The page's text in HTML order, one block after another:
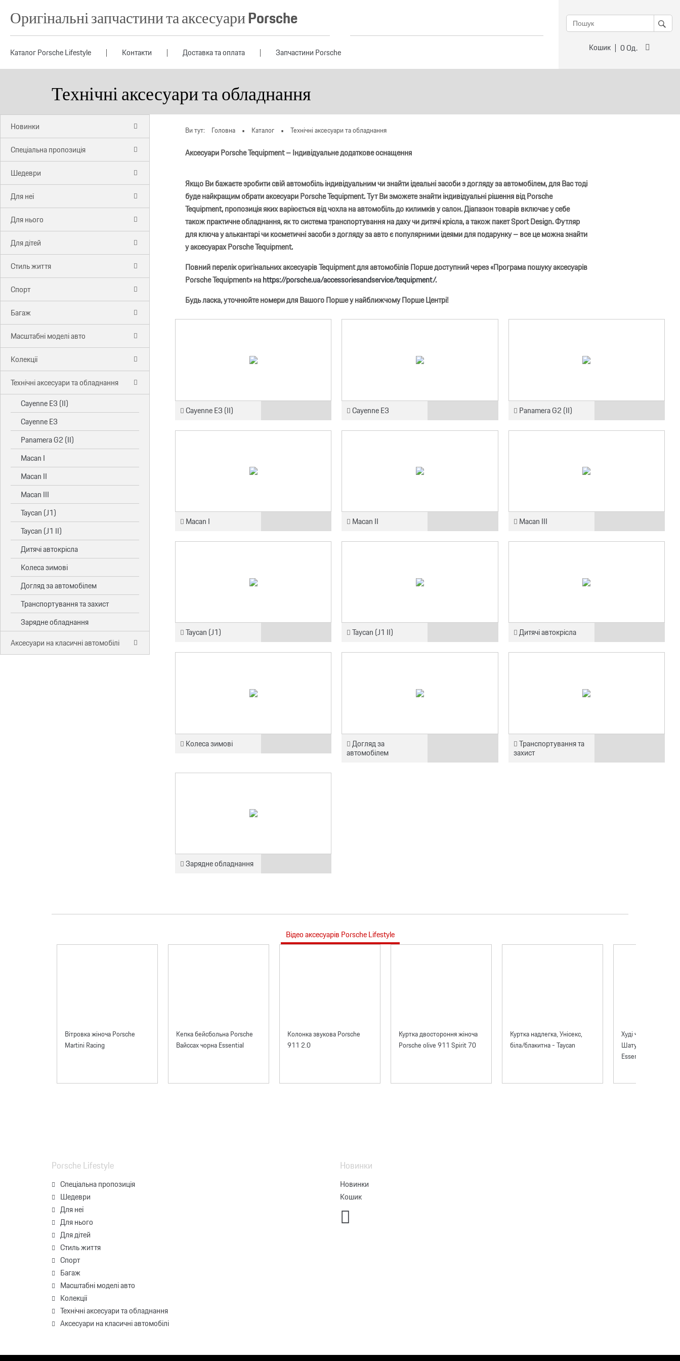
Оригінальні запчастини та аксесуари Porsche
Каталог Porsche Lifestyle Контакти Доставка та оплата Запчастини Porsche Кошик 0Од.
Технічні аксесуари та обладнання
Новинки
Спеціальна пропозиція
Шедеври
Для неї
Для нього
Для дітей
Стиль життя
Спорт
Багаж
Масштабні моделі авто
Колекції
Технічні аксесуари та обладнання
Cayenne E3 (II)
Cayenne E3
Panamera G2 (II)
Macan I
Macan II
Macan III
Taycan (J1)
Taycan (J1 II)
Дитячі автокрісла
Колеса зимові
Догляд за автомобілем
Транспортування та захист
Зарядне обладнання
Аксесуари на класичні автомобілі
Ви тут: Головна Каталог Технічні аксесуари та обладнання
Аксесуари Porsche Tequipment – Індивідуальне додаткове оснащення
Якщо Ви бажаєте зробити свій автомобіль індивідуальним чи знайти ідеальні засоби з догляду за автомобілем, для Вас тоді
буде найкращим обрати аксесуари Porsche Tequipment. Тут Ви зможете знайти індивідуальні рішення від Porsche
Tequipment, пропозиція яких варіюється від чохла на автомобіль до килимків у салон. Діапазон товарів включає у себе
також практичне обладнання, як то система транспортування на даху чи дитячі крісла, а також пакет Sport Design. Футляр
для ключа у алькантарі чи косметичні засоби з догляду за авто є популярними ідеями для подарунку – все це можна знайти
у аксесуарах Porsche Tequipment.
Повний перелік оригінальних аксесуарів Tequipment для автомобілів Порше доступний через «Програма пошуку аксесуарів
Porsche Tequipment» наhttps://porsche.ua/accessoriesandservice/tequipment/.
Будь ласка, уточнюйте номери для Вашого Порше у найближчому Порше Центрі!
Cayenne E3 (II) Cayenne E3 Panamera G2 (II)
Macan I Macan II Macan III
Taycan (J1) Taycan (J1 II) Дитячі автокрісла
Колеса зимові Догляд за
автомобілем
Транспортування та
захист
Зарядне обладнання
Відео аксесуарів Porsche Lifestyle
Вітровка жіноча Porsche
Martini Racing
Кепка бейсбольна Porsche
Вайссах чорна Essential
Колонка звукова Porsche
911 2.0
Куртка двостороння жіноча
Porsche olive 911 Spirit 70
Куртка надлегка, Унісекс,
біла/блакитна - Taycan
Худі чоловічий
Шатун 911
Essential
Porsche Lifestyle
Спеціальна пропозиція
Шедеври
Для неї
Для нього
Для дітей
Стиль життя
Спорт
Багаж
Масштабні моделі авто
Колекції
Технічні аксесуари та обладнання
Аксесуари на класичні автомобілі
Новинки
Новинки
Кошик